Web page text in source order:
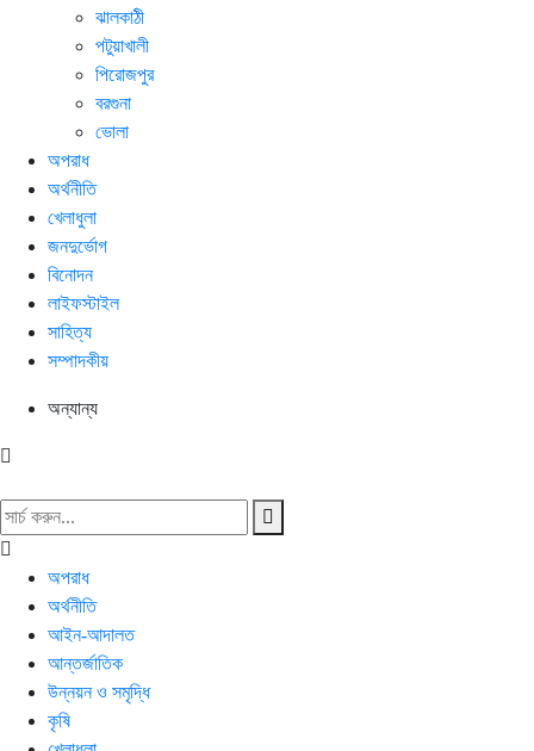
ঝালকাঠী
পটুয়াখালী
পিরোজপুর
বরগুনা
ভোলা
অপরাধ
অর্থনীতি
খেলাধুলা
জনদুর্ভোগ
বিনোদন
লাইফস্টাইল
সাহিত্য
সম্পাদকীয়
অন্যান্য
অপরাধ
অর্থনীতি
আইন-আদালত
আন্তর্জাতিক
উন্নয়ন ও সমৃদ্ধি
কৃষি